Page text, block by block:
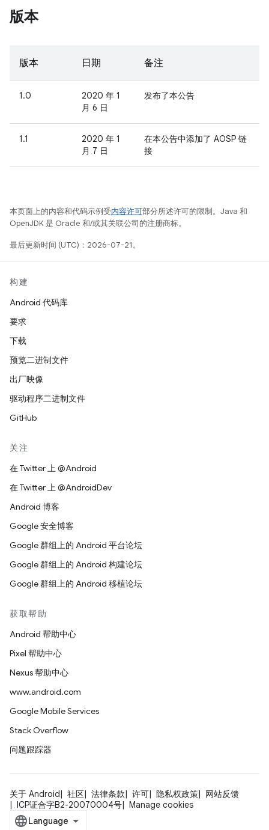
版本
版本 日期 备注
1.0
2020 年 1
月 6 日
发布了本公告
1.1
2020 年 1
月 7 日
在本公告中添加了 AOSP 链
接
本页面上的内容和代码示例受内容许可部分所述许可的限制。Java 和
OpenJDK 是 Oracle 和/或其关联公司的注册商标。
最后更新时间 (UTC)：2026-07-21。
构建
Android 代码库
要求
下载
预览二进制文件
出厂映像
驱动程序二进制文件
GitHub
关注
在 Twitter 上 @Android
在 Twitter 上 @AndroidDev
Android 博客
Google 安全博客
Google 群组上的 Android 平台论坛
Google 群组上的 Android 构建论坛
Google 群组上的 Android 移植论坛
获取帮助
Android 帮助中心
Pixel 帮助中心
Nexus 帮助中心
www.android.com
Google Mobile Services
Stack Overflow
问题跟踪器
关于 Android 社区 法律条款 许可 隐私权政策
网站反馈
ICP证合字B2-20070004号
Manage cookies